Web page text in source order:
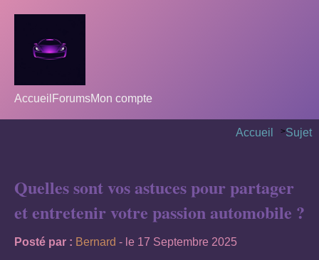
Accueil ForumsMon compte
Accueil >Sujet
Quelles sont vos astuces pour partager
et entretenir votre passion automobile ?
Posté par : Bernard - le 17 Septembre 2025